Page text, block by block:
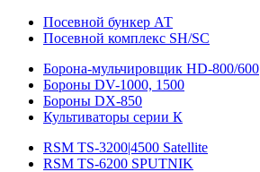
Посевной бункер АТ
Посевной комплекс SH/SC
Борона-мульчировщик HD-800/600
Бороны DV-1000, 1500
Бороны DX-850
Культиваторы серии К
RSM TS-3200|4500 Satellite
RSM TS-6200 SPUTNIK